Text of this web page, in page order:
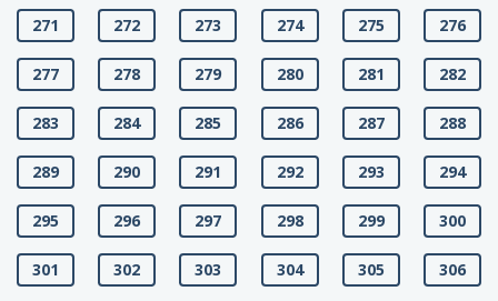
271 272 273 274 275 276
277 278 279 280 281 282
283 284 285 286 287 288
289 290 291 292 293 294
295 296 297 298 299 300
301 302 303 304 305 306